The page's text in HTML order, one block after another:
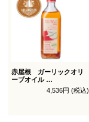
赤屋根 ガーリックオリ
ーブオイル
4,536円 (税込)